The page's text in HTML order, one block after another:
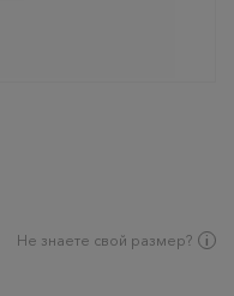
Не знаете свой размер?